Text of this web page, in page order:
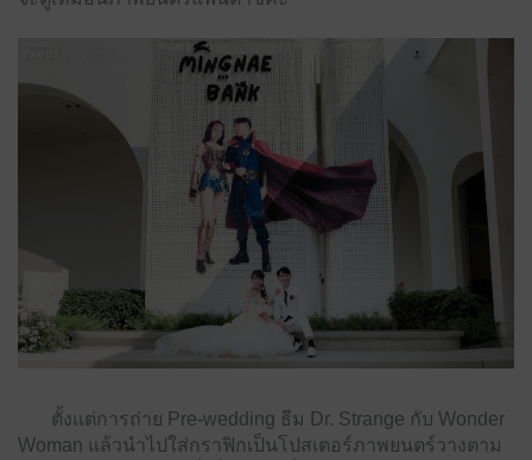
ตั้งแต่การถ่าย Pre-wedding ธีม Dr. Strange กับ Wonder
Woman แล้วนำไปใส่กราฟิกเป็นโปสเตอร์ภาพยนตร์วางตาม